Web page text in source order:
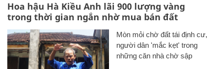
Hoa hậu Hà Kiều Anh lãi 900 lượng vàng
trong thời gian ngắn nhờ mua bán đất
Mòn mỏi chờ đất tái định cư,
người dân 'mắc kẹt' trong
những căn nhà chờ sập